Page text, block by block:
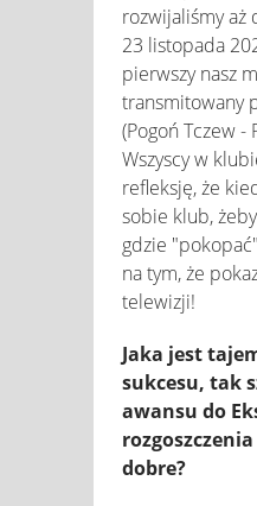
rozwijaliśmy aż
23 listopada
pierwszy nasz
transmitowany
(Pogoń Tczew -
Wszyscy w
refleksję, że
sobie klub,
gdzie
na tym, że
telewizji!
Jaka jest
sukcesu, tak
awansu do
dobre?